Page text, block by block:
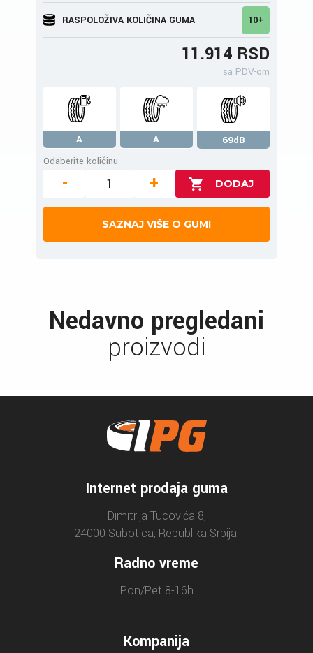
RASPOLOŽIVA KOLIČINA GUMA 10+
11.914 RSD
sa PDV-om
A A
69dB
Odaberite količinu
- +
SAZNAJ VIŠE O GUMI
Nedavno pregledani
proizvodi
Internet prodaja guma
Dimitrija Tucovića 8,
24000 Subotica, Republika Srbija.
Radno vreme
Pon/Pet 8-16h
Kompanija